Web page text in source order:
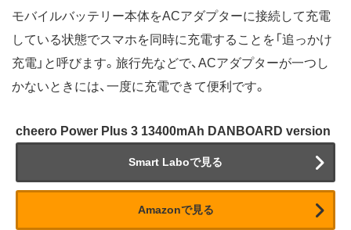
モバイルバッテリー本体をACアダプターに接続して充電
している状態でスマホを同時に充電することを「追っかけ
充電」と呼びます。旅行先などで、ACアダプターが一つし
かないときには、一度に充電できて便利です。
cheero Power Plus 3 13400mAh DANBOARD version
Smart Laboで見る
Amazonで見る